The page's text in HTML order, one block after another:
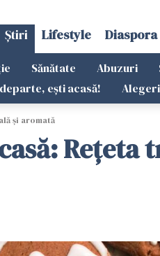
Știri Lifestyle
Sănătate Abuzuri
ești acasă!
și aromată